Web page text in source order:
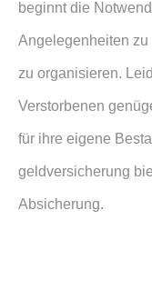
beginnt die
Angelegenheiten
zu organisieren.
Verstorbenen
für ihre eigene
geldversicherung
Absicherung.